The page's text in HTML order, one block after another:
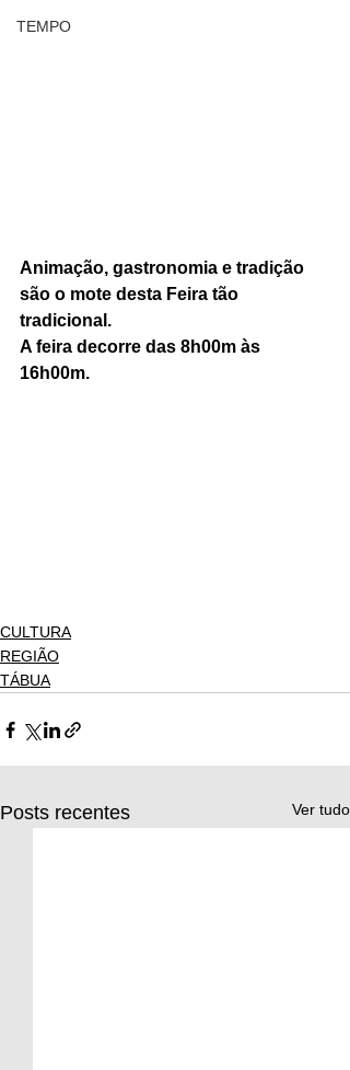
TEMPO
Animação, gastronomia e tradição
são o mote desta Feira tão
tradicional.
A feira decorre das 8h00m às
16h00m.
CULTURA
REGIÃO
TÁBUA
Posts recentes Ver tudo